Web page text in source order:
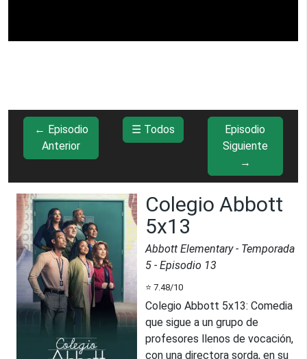
← Episodio
Anterior
☰ Todos
Episodio
Siguiente
→
Colegio Abbott
5x13
Abbott Elementary- Temporada
5 - Episodio 13
⭐ 7.48/10
Colegio Abbott 5x13: Comedia
que sigue a un grupo de
profesores llenos de vocación,
con una directora sorda, en su